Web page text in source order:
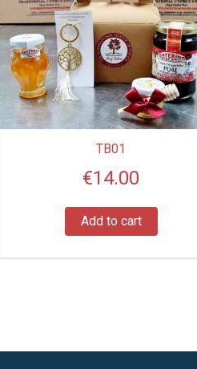
TB01
€14.00
Add to cart